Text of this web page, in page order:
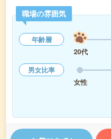
職場の雰囲気
年齢層
20代
男女比率
女性